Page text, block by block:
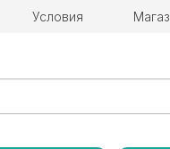
Условия